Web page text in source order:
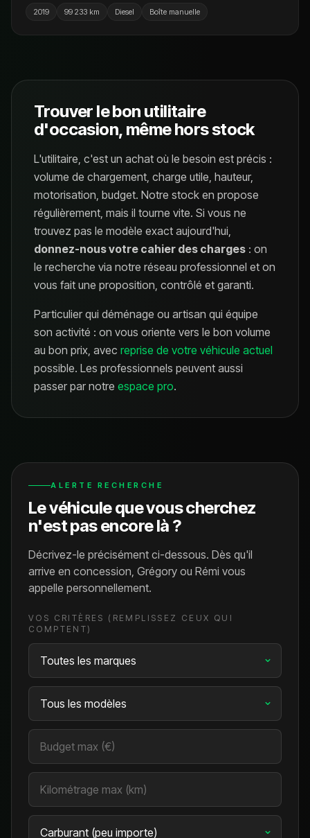
2019 99 233 km Diesel Boîte manuelle
Trouver le bon utilitaire
d'occasion, même hors stock
L'utilitaire, c'est un achat où le besoin est précis :
volume de chargement, charge utile, hauteur,
motorisation, budget. Notre stock en propose
régulièrement, mais il tourne vite. Si vous ne
trouvez pas le modèle exact aujourd'hui,
donnez-nous votre cahier des charges : on
le recherche via notre réseau professionnel et on
vous fait une proposition, contrôlé et garanti.
Particulier qui déménage ou artisan qui équipe
son activité : on vous oriente vers le bon volume
au bon prix, avec reprise de votre véhicule actuel
possible. Les professionnels peuvent aussi
passer par notre espace pro.
ALERTE RECHERCHE
Le véhicule que vous cherchez
n'est pas encore là ?
Décrivez-le précisément ci-dessous. Dès qu'il
arrive en concession, Grégory ou Rémi vous
appelle personnellement.
VOS CRITÈRES (REMPLISSEZ CEUX QUI
COMPTENT)